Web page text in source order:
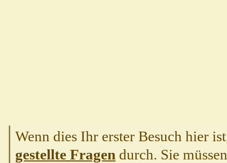
Wenn dies Ihr erster Besuch hier
gestellte Fragen durch. Sie